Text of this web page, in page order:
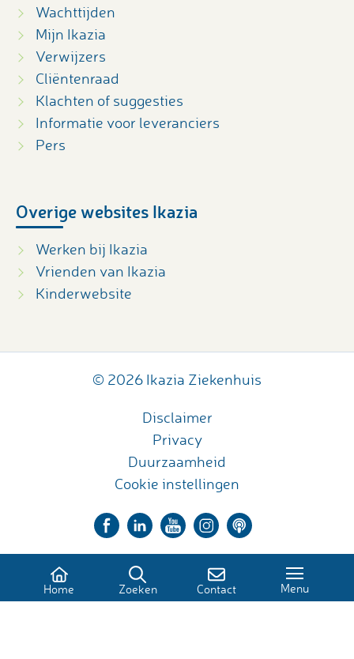
Wachttijden
Mijn Ikazia
Verwijzers
Cliëntenraad
Klachten of suggesties
Informatie voor leveranciers
Pers
Overige websites Ikazia
Werken bij Ikazia
Vrienden van Ikazia
Kinderwebsite
© 2026 Ikazia Ziekenhuis
Disclaimer
Privacy
Duurzaamheid
Cookie instellingen
Home Zoeken Contact Menu